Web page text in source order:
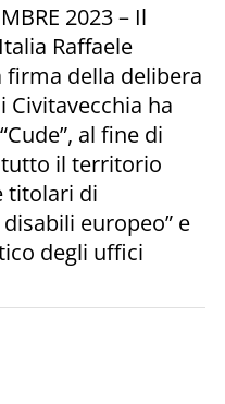
2023 – Il
Raffaele
firma della delibera
Civitavecchia ha
al fine di
il territorio
titolari di
europeo” e
degli uffici